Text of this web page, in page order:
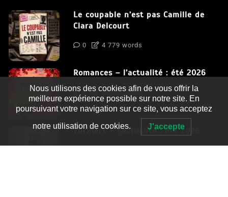
Le coupable n’est pas Camille de
Clara Delcourt
0 4 779 words
Romances – l’actualité : été 2026
0 3 052 words
Thrillers – l’actualité : été 2026
Nous utilisons des cookies afin de vous offrir la
meilleure expérience possible sur notre site. En
poursuivant votre navigation sur ce site, vous acceptez
notre utilisation de cookies. J'accepte